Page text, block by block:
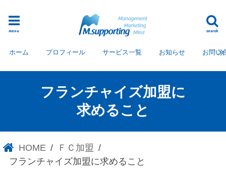
search
menu
ホーム プロフィール サービス一覧 お知らせ お問い
フランチャイズ加盟に
求めること
HOME
ＦＣ加盟
フランチャイズ加盟に求めること